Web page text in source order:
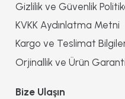
Gizlilik ve Güvenlik
KVKK Aydınlatma Metni
Kargo ve Teslimat
Orjinallik ve Ürün
Bize Ulaşın